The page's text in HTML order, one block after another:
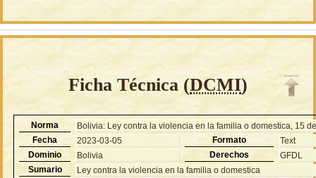
Ficha Técnica (DCMI)
Norma
Bolivia: Ley contra la violencia en la familia o domestica, 15
Fecha
2023-03-05 Formato
Text
Dominio
Bolivia Derechos
GFDL
Sumario
Ley contra la violencia en la familia o domestica